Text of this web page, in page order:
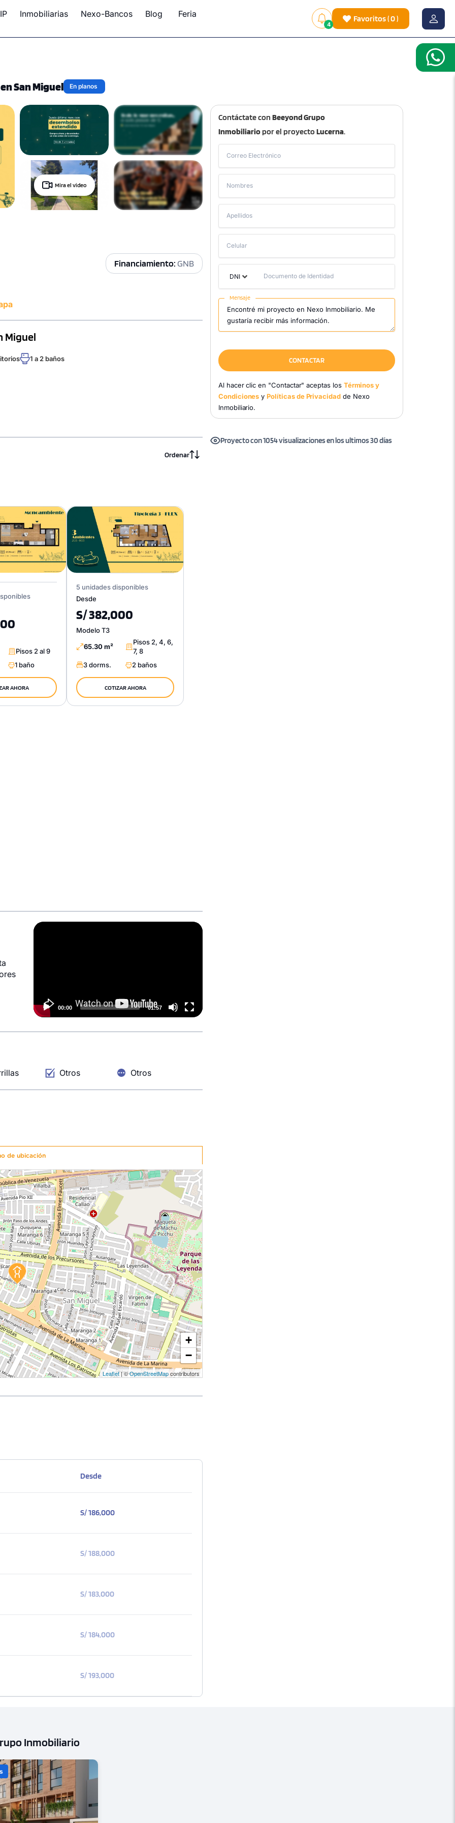
Inmobiliarias Nexo-Bancos Blog Feria
4
Favoritos(0)
San Miguel En planos
Contáctate con Beeyond Grupo
Inmobiliariopor el proyecto Lucerna.
Correo Electrónico
Nombres
Apellidos
Celular
DNI Documento de Identidad
Mensaje
CONTACTAR
Al hacer clic en "Contactar" aceptas los Términos y
Condiciones yPolíticas de Privacidadde Nexo
Inmobiliario.
Proyecto con 1054 visualizaciones en los ultimos 30 días
Mira el video
Financiamiento:GNB
Miguel
1 a 2 baños
Ordenar
Pisos 2 al 9
1 baño
AHORA
5 unidades disponibles
Desde
S/ 382,000
Modelo T3
65.30 m²
Pisos 2, 4, 6,
7, 8
3 dorms.
2 baños
COTIZAR AHORA
Video
00:00 01:57
Otros Otros
de ubicación
+
−
Leaflet| ©OpenStreetMapcontributors
Desde
S/ 186,000
S/ 188,000
S/ 183,000
S/ 184,000
S/ 193,000
Inmobiliario